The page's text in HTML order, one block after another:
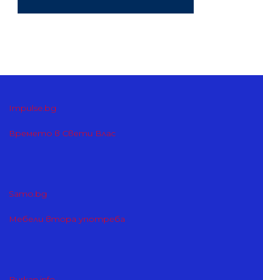
Impulse.bg
Времето в Свети Влас
Samo.bg
Мебели втора употреба